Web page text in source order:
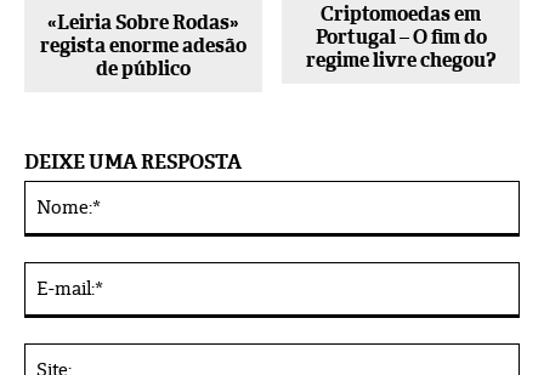
«Leiria Sobre Rodas»
regista enorme adesão
de público
Criptomoedas em
Portugal – O fim do
regime livre chegou?
DEIXE UMA RESPOSTA